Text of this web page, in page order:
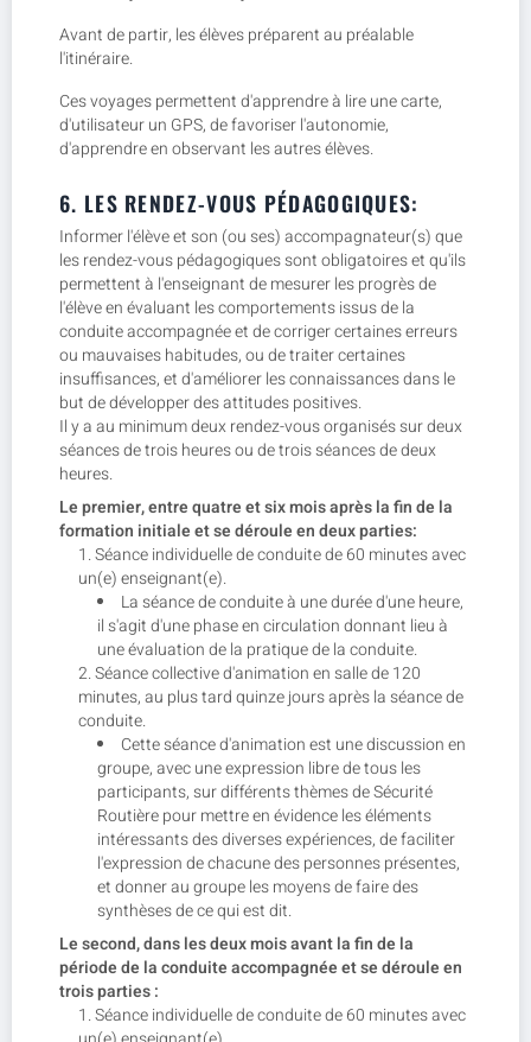
Avant de partir, les élèves préparent au préalable
l'itinéraire.
Ces voyages permettent d'apprendre à lire une carte,
d'utilisateur un GPS, de favoriser l'autonomie,
d'apprendre en observant les autres élèves.
6. LES RENDEZ-VOUS PÉDAGOGIQUES:
Informer l'élève et son (ou ses) accompagnateur(s) que
les rendez-vous pédagogiques sont obligatoires et qu'ils
permettent à l'enseignant de mesurer les progrès de
l'élève en évaluant les comportements issus de la
conduite accompagnée et de corriger certaines erreurs
ou mauvaises habitudes, ou de traiter certaines
insuffisances, et d'améliorer les connaissances dans le
but de développer des attitudes positives.
Il y a au minimum deux rendez-vous organisés sur deux
séances de trois heures ou de trois séances de deux
heures.
Le premier, entre quatre et six mois après la fin de la
formation initiale et se déroule en deux parties:
Séance individuelle de conduite de 60 minutes avec
un(e) enseignant(e).
La séance de conduite à une durée d'une heure,
il s'agit d'une phase en circulation donnant lieu à
une évaluation de la pratique de la conduite.
Séance collective d'animation en salle de 120
minutes, au plus tard quinze jours après la séance de
conduite.
Cette séance d'animation est une discussion en
groupe, avec une expression libre de tous les
participants, sur différents thèmes de Sécurité
Routière pour mettre en évidence les éléments
intéressants des diverses expériences, de faciliter
l'expression de chacune des personnes présentes,
et donner au groupe les moyens de faire des
synthèses de ce qui est dit.
Le second, dans les deux mois avant la fin de la
période de la conduite accompagnée et se déroule en
trois parties :
Séance individuelle de conduite de 60 minutes avec